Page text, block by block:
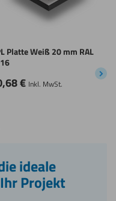
Platte Weiß 20 mm RAL
€ Inkl. MwSt.
ideale
Projekt